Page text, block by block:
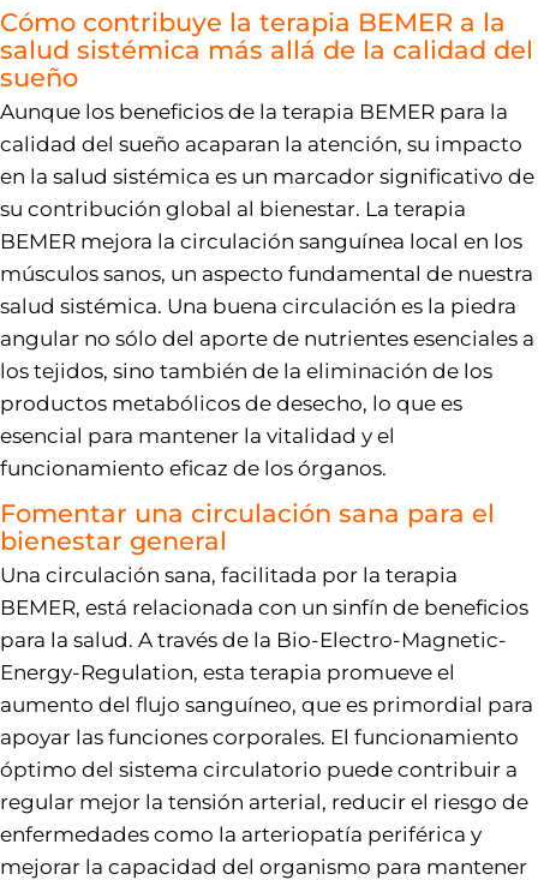
Cómo contribuye la terapia BEMER a la
salud sistémica más allá de la calidad del
sueño
Aunque los beneficios de la terapia BEMER para la
calidad del sueño acaparan la atención, su impacto
en la salud sistémica es un marcador significativo de
su contribución global al bienestar. La terapia
BEMER mejora la circulación sanguínea local en los
músculos sanos, un aspecto fundamental de nuestra
salud sistémica. Una buena circulación es la piedra
angular no sólo del aporte de nutrientes esenciales a
los tejidos, sino también de la eliminación de los
productos metabólicos de desecho, lo que es
esencial para mantener la vitalidad y el
funcionamiento eficaz de los órganos.
Fomentar una circulación sana para el
bienestar general
Una circulación sana, facilitada por la terapia
BEMER, está relacionada con un sinfín de beneficios
para la salud. A través de la Bio-Electro-Magnetic-
Energy-Regulation, esta terapia promueve el
aumento del flujo sanguíneo, que es primordial para
apoyar las funciones corporales. El funcionamiento
óptimo del sistema circulatorio puede contribuir a
regular mejor la tensión arterial, reducir el riesgo de
enfermedades como la arteriopatía periférica y
mejorar la capacidad del organismo para mantener